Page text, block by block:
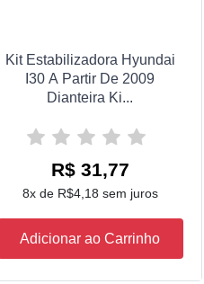
Kit Estabilizadora Hyundai
I30 A Partir De 2009
Dianteira Ki...
R$ 31,77
8x de R$4,18 sem juros
Adicionar ao Carrinho